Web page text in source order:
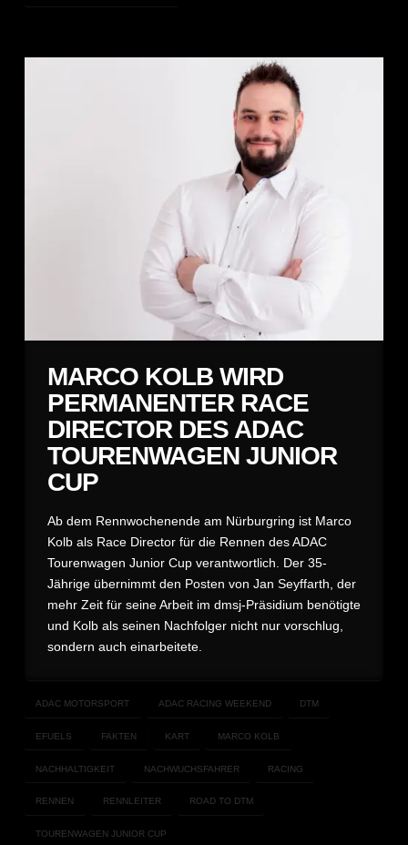
MARCO KOLB WIRD
PERMANENTER RACE
DIRECTOR DES ADAC
TOURENWAGEN JUNIOR
CUP
Ab dem Rennwochenende am Nürburgring ist Marco
Kolb als Race Director für die Rennen des ADAC
Tourenwagen Junior Cup verantwortlich. Der 35-
Jährige übernimmt den Posten von Jan Seyffarth, der
mehr Zeit für seine Arbeit im dmsj-Präsidium benötigte
und Kolb als seinen Nachfolger nicht nur vorschlug,
sondern auch einarbeitete.
ADAC MOTORSPORT ADAC RACING WEEKEND DTM
EFUELS FAKTEN KART MARCO KOLB
NACHHALTIGKEIT NACHWUCHSFAHRER RACING
RENNEN RENNLEITER ROAD TO DTM
TOURENWAGEN JUNIOR CUP